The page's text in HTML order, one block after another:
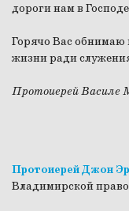
дороги нам в
Горячо Вас обнимаю
жизни ради
Протоиерей Василе
Протоиерей Джон
Владимирской